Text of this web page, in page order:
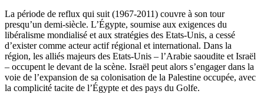
La période de reflux qui suit (1967-2011) couvre à son tour
presqu’un demi-siècle. L’Égypte, soumise aux exigences du
libéralisme mondialisé et aux stratégies des Etats-Unis, a cessé
d’exister comme acteur actif régional et international. Dans la
région, les alliés majeurs des Etats-Unis – l’Arabie saoudite et Israël
– occupent le devant de la scène. Israël peut alors s’engager dans la
voie de l’expansion de sa colonisation de la Palestine occupée, avec
la complicité tacite de l’Égypte et des pays du Golfe.